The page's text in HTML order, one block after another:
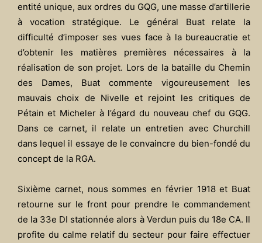
entité unique, aux ordres du GQG, une masse d’artillerie
à vocation stratégique. Le général Buat relate la
difficulté d’imposer ses vues face à la bureaucratie et
d’obtenir les matières premières nécessaires à la
réalisation de son projet. Lors de la bataille du Chemin
des Dames, Buat commente vigoureusement les
mauvais choix de Nivelle et rejoint les critiques de
Pétain et Micheler à l’égard du nouveau chef du GQG.
Dans ce carnet, il relate un entretien avec Churchill
dans lequel il essaye de le convaincre du bien-fondé du
concept de la RGA.
Sixième carnet, nous sommes en février 1918 et Buat
retourne sur le front pour prendre le commandement
de la 33e DI stationnée alors à Verdun puis du 18e CA. Il
profite du calme relatif du secteur pour faire effectuer